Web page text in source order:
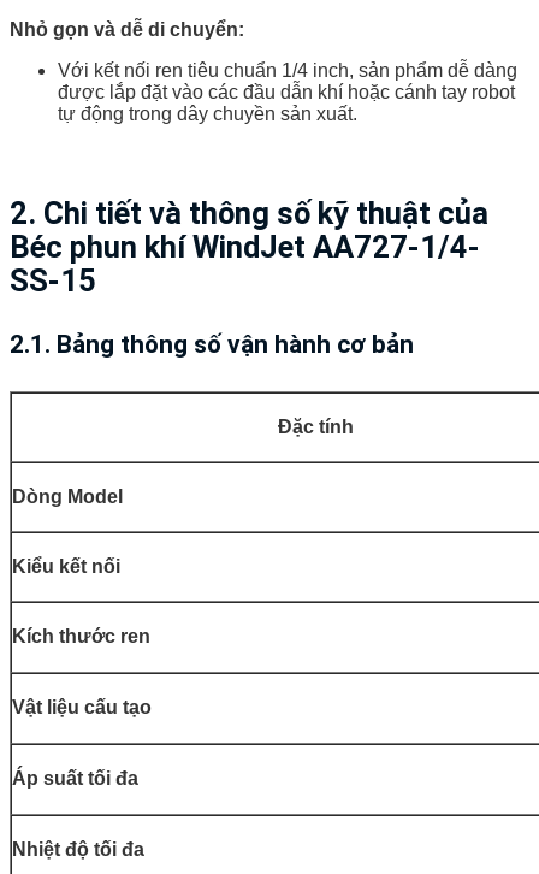
Nhỏ gọn và dễ di chuyển:
Với kết nối ren tiêu chuẩn 1/4 inch, sản phẩm dễ dàng
được lắp đặt vào các đầu dẫn khí hoặc cánh tay robot
tự động trong dây chuyền sản xuất.
2. Chi tiết và thông số kỹ thuật của
Béc phun khí WindJet AA727-1/4-
SS-15
2.1. Bảng thông số vận hành cơ bản
Đặc tính
Dòng Model
Kiểu kết nối
Kích thước ren
Vật liệu cấu tạo
Áp suất tối đa
Nhiệt độ tối đa